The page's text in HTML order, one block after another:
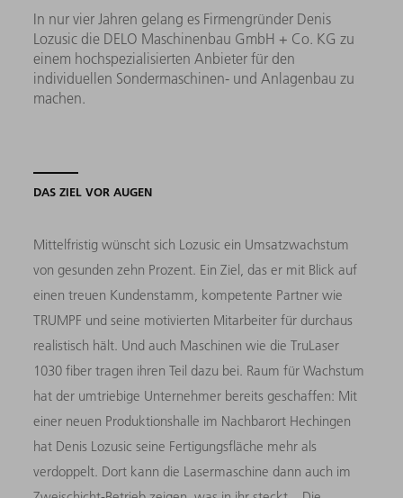
In nur vier Jahren gelang es Firmengründer Denis
Lozusic die DELO Maschinenbau GmbH + Co. KG zu
einem hochspezialisierten Anbieter für den
individuellen Sondermaschinen- und Anlagenbau zu
machen.
DAS ZIEL VOR AUGEN
Mittelfristig wünscht sich Lozusic ein Umsatzwachstum
von gesunden zehn Prozent. Ein Ziel, das er mit Blick auf
einen treuen Kundenstamm, kompetente Partner wie
TRUMPF und seine motivierten Mitarbeiter für durchaus
realistisch hält. Und auch Maschinen wie die TruLaser
1030 fiber tragen ihren Teil dazu bei. Raum für Wachstum
hat der umtriebige Unternehmer bereits geschaffen: Mit
einer neuen Produktionshalle im Nachbarort Hechingen
hat Denis Lozusic seine Fertigungsfläche mehr als
verdoppelt. Dort kann die Lasermaschine dann auch im